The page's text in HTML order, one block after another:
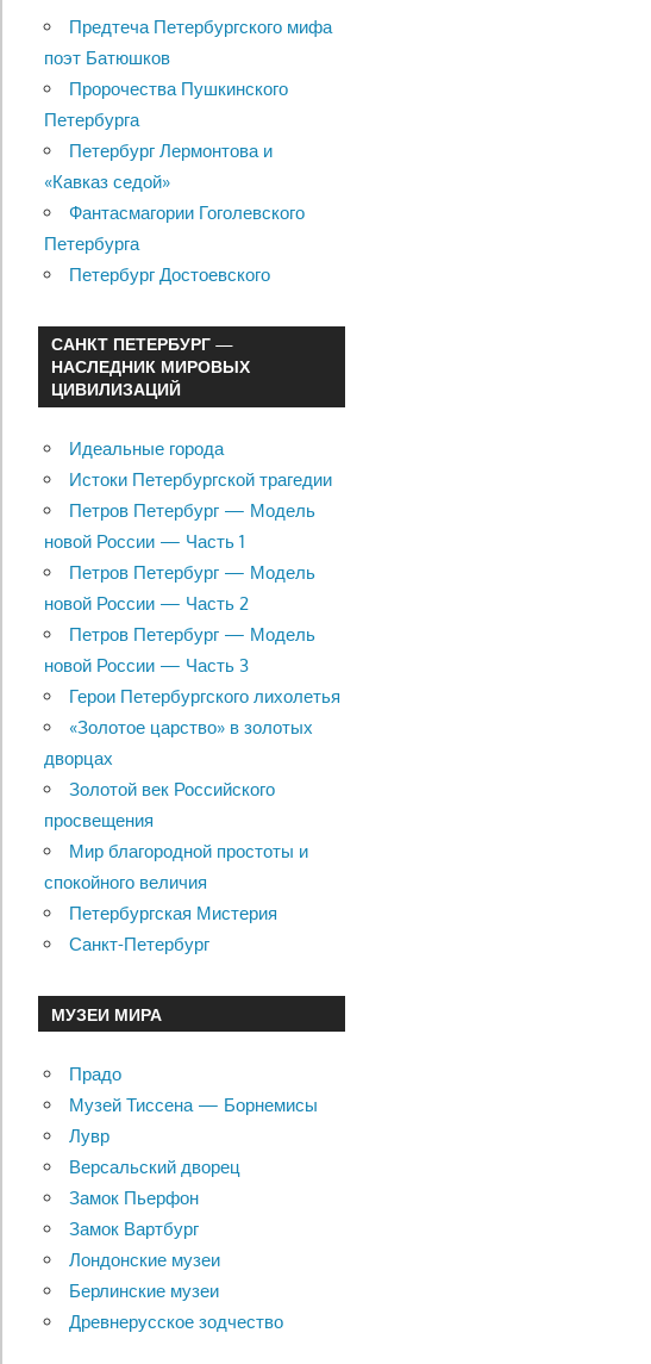
Предтеча Петербургского мифа
поэт Батюшков
Пророчества Пушкинского
Петербурга
Петербург Лермонтова и
«Кавказ седой»
Фантасмагории Гоголевского
Петербурга
Петербург Достоевского
САНКТ ПЕТЕРБУРГ —
НАСЛЕДНИК МИРОВЫХ
ЦИВИЛИЗАЦИЙ
Идеальные города
Истоки Петербургской трагедии
Петров Петербург — Модель
новой России — Часть 1
Петров Петербург — Модель
новой России — Часть 2
Петров Петербург — Модель
новой России — Часть 3
Герои Петербургского лихолетья
«Золотое царство» в золотых
дворцах
Золотой век Российского
просвещения
Мир благородной простоты и
спокойного величия
Петербургская Мистерия
Санкт-Петербург
МУЗЕИ МИРА
Прадо
Музей Тиссена — Борнемисы
Лувр
Версальский дворец
Замок Пьерфон
Замок Вартбург
Лондонские музеи
Берлинские музеи
Древнерусское зодчество